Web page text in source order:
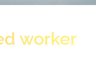
worker